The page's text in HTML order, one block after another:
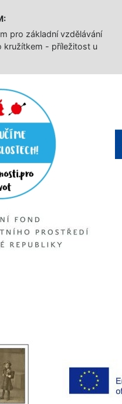
pro základní vzdělávání
kružítkem - příležitost u